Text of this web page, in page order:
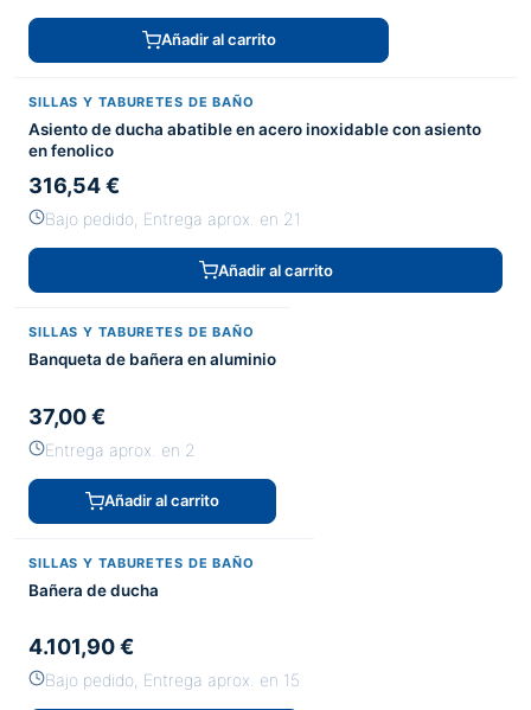
Añadir al carrito
SILLAS Y TABURETES DE BAÑO
Asiento de ducha abatible en acero inoxidable con asiento
en fenolico
316,54 €
Bajo pedido, Entrega aprox. en 21
Añadir al carrito
SILLAS Y TABURETES DE BAÑO
Banqueta de bañera en aluminio
37,00 €
Entrega aprox. en 2
Añadir al carrito
SILLAS Y TABURETES DE BAÑO
Bañera de ducha
4.101,90 €
Bajo pedido, Entrega aprox. en 15